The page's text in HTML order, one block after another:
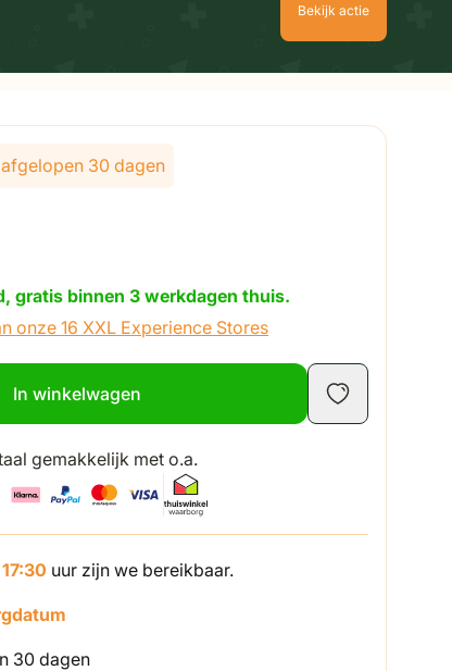
Bekijk actie
de gekozen opties
30 dagen
gratis binnen 3 werkdagen thuis.
onze 16 XXL Experience Stores
In winkelwagen
gemakkelijk met o.a.
17:30 uur zijn we bereikbaar.
30 dagen